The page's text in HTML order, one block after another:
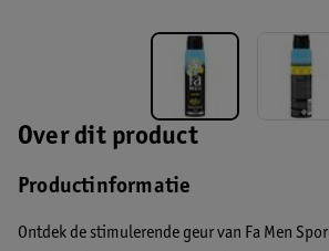
Over dit product
Productinformatie
Ontdek de stimulerende geur van Fa Men